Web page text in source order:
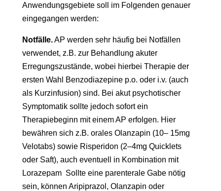
Anwendungsgebiete soll im Folgenden genauer
eingegangen werden:
Notfälle.AP werden sehr häufig bei Notfällen
verwendet, z.B. zur Behandlung akuter
Erregungszustände, wobei hierbei Therapie der
ersten Wahl Benzodiazepine p.o. oder i.v. (auch
als Kurzinfusion) sind. Bei akut psychotischer
Symptomatik sollte jedoch sofort ein
Therapiebeginn mit einem AP erfolgen. Hier
bewähren sich z.B. orales Olanzapin (10– 15mg
Velotabs) sowie Risperidon (2–4mg Quicklets
oder Saft), auch eventuell in Kombination mit
Lorazepam Sollte eine parenterale Gabe nötig
sein, können Aripiprazol, Olanzapin oder